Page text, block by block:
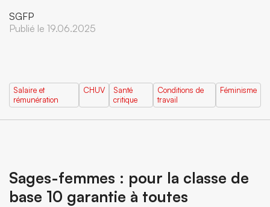
SGFP
Publié le 19.06.2025
Salaire et
rémunération
CHUV
Santé
critique
Conditions de
travail
Féminisme
Sages-femmes : pour la classe de
base 10 garantie à toutes